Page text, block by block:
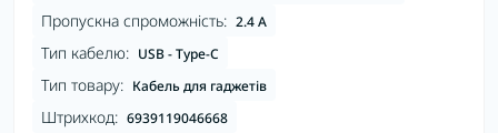
Пропускна спроможність: 2.4 А
Тип кабелю: USB - Type-C
Тип товару: Кабель для гаджетів
Штрихкод: 6939119046668